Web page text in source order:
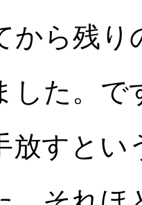
から残
した。
放すとい